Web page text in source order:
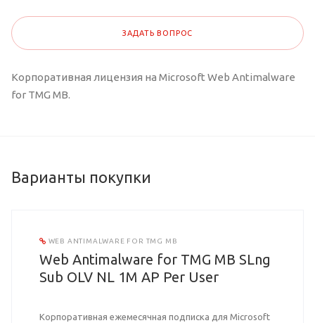
ЗАДАТЬ ВОПРОС
Корпоративная лицензия на Microsoft Web Antimalware
for TMG MB.
Варианты покупки
WEB ANTIMALWARE FOR TMG MB
Web Antimalware for TMG MB SLng
Sub OLV NL 1M AP Per User
Корпоративная ежемесячная подписка для Microsoft